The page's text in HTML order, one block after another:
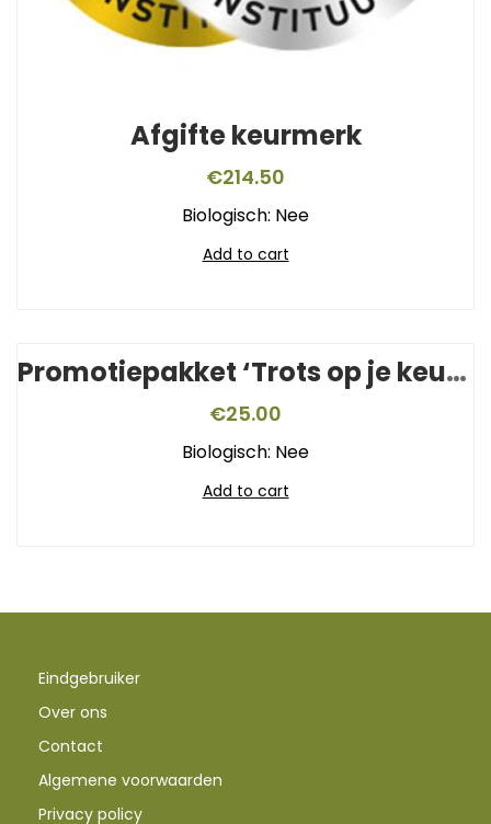
Afgifte keurmerk
€214.50
Biologisch: Nee
Add to cart
Promotiepakket ‘Trots op je keurmerk’
€25.00
Biologisch: Nee
Add to cart
Eindgebruiker
Over ons
Contact
Algemene voorwaarden
Privacy policy